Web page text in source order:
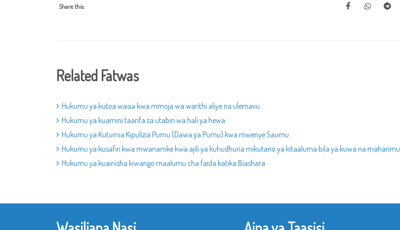
Share this:
Related Fatwas
Hukumu ya kutoa wasia kwa mmoja wa warithi aliye na ulemavu
Hukumu ya kuamini taarifa za utabiri wa hali ya hewa
Hukumu ya Kutumia Kipulizia Pumu (Dawa ya Pumu) kwa mwenye Saumu
Hukumu ya kusafiri kwa mwanamke kwa ajili ya kuhudhuria mikutano ya kitaaluma bila ya kuwa na maharimu
Hukumu ya kuainisha kiwango maalumu cha faida katika Biashara